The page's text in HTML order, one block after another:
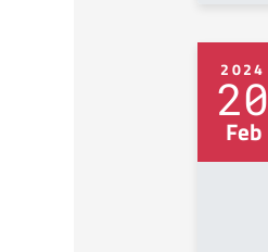
2024
20
Feb